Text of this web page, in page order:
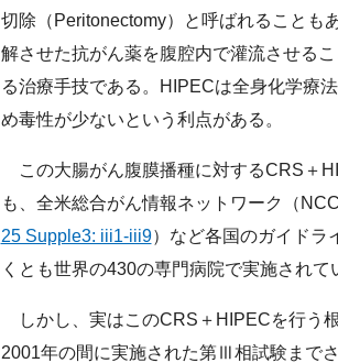
切除（Peritonectomy）と呼ばれること
解させた抗がん薬を腹腔内で灌流させる
る治療手技である。HIPECは全身化学療
め毒性が少ないという利点がある。
この大腸がん腹膜播種に対するCRS＋
も、全米総合がん情報ネットワーク（
25 Supple3: iii1-iii9）など各国のガイドラ
くとも世界の430の専門病院で実施されて
しかし、実はこのCRS＋HIPECを行う
2001年の間に実施された第Ⅲ相試験まで